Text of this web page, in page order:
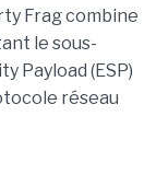
Frag combine
le sous-
Payload (ESP)
réseau